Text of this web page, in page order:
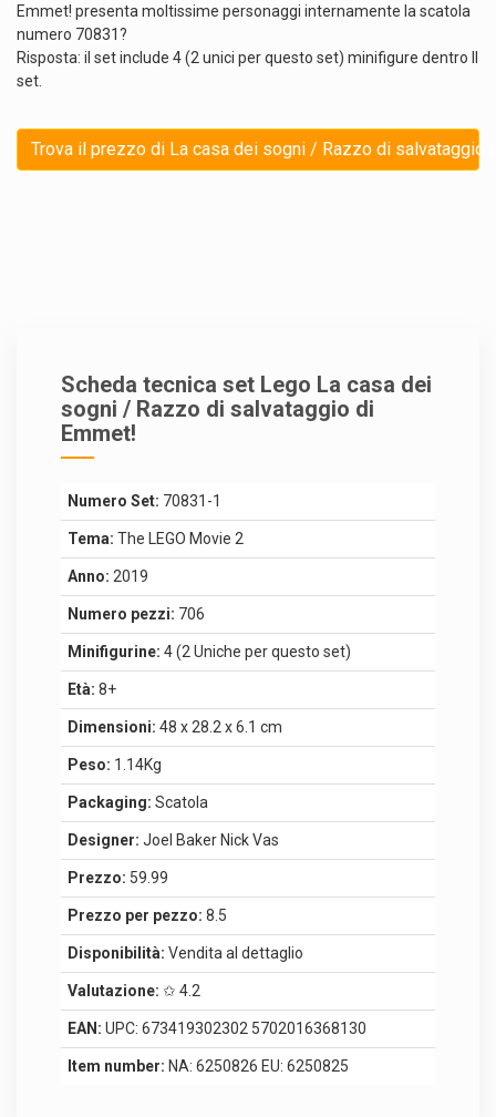
Emmet! presenta moltissime personaggi internamente la scatola
numero 70831?
Risposta: il set include 4 (2 unici per questo set) minifigure dentro Il
set.
Trova il prezzo di La casa dei sogni / Razzo di salvataggio
Scheda tecnica set Lego La casa dei
sogni / Razzo di salvataggio di
Emmet!
Numero Set: 70831-1
Tema: The LEGO Movie 2
Anno: 2019
Numero pezzi: 706
Minifigurine: 4 (2 Uniche per questo set)
Età: 8+
Dimensioni: 48 x 28.2 x 6.1 cm
Peso: 1.14Kg
Packaging: Scatola
Designer: Joel Baker Nick Vas
Prezzo: 59.99
Prezzo per pezzo: 8.5
Disponibilità: Vendita al dettaglio
Valutazione: ✩ 4.2
EAN: UPC: 673419302302 5702016368130
Item number: NA: 6250826 EU: 6250825